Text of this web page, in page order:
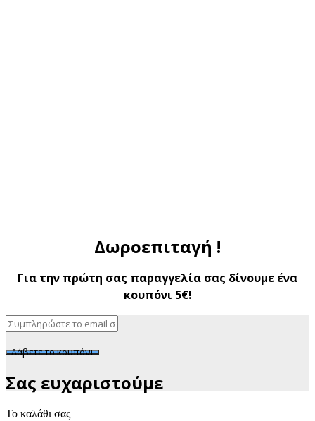
Δωροεπιταγή !
Για την πρώτη σας παραγγελία σας δίνουμε ένα
κουπόνι 5€!
Λάβετε το κουπόνι
Σας ευχαριστούμε
Το καλάθι σας